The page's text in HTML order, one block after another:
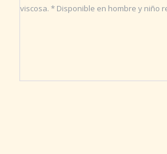
viscosa. * Disponible en hombre y niño